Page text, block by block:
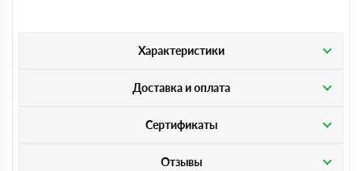
Характеристики
Доставка и оплата
Сертификаты
Отзывы